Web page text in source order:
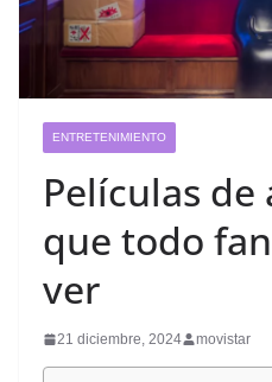
ENTRETENIMIENTO
Películas de
que todo
ver
21 diciembre, 2024 movistar